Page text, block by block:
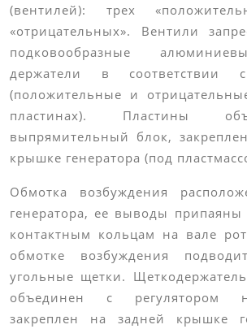
(вентилей): трех
«отрицательных». Вентили
подковообразные
держатели в соответствии
(положительные и
пластинах). Пластины
выпрямительный блок,
крышке генератора (под
Обмотка возбуждения
генератора, ее выводы
контактным кольцам на вале
обмотке возбуждения
угольные щетки.
объединен с регулятором
закреплен на задней крышке